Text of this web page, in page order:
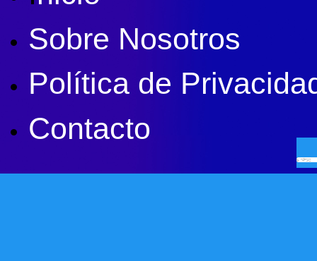
Sobre Nosotros
Política de
Contacto